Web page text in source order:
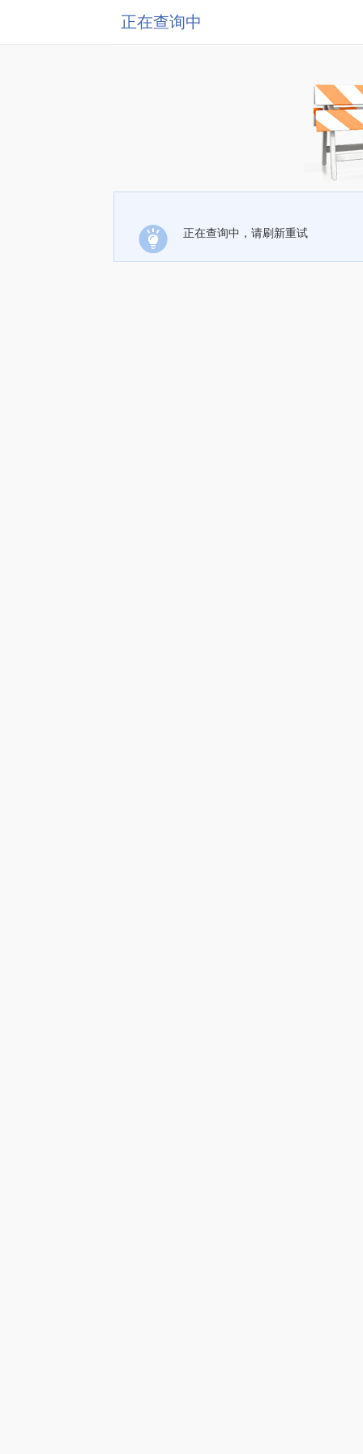
正在查询中
正在查询中，请刷新重试